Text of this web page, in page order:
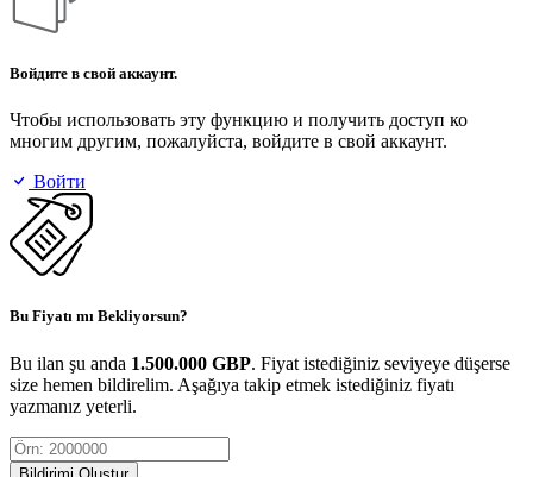
Войдите в свой аккаунт.
Чтобы использовать эту функцию и получить доступ ко
многим другим, пожалуйста, войдите в свой аккаунт.
Войти
Bu Fiyatı mı Bekliyorsun?
Bu ilan şu anda 1.500.000 GBP. Fiyat istediğiniz seviyeye düşerse
size hemen bildirelim. Aşağıya takip etmek istediğiniz fiyatı
yazmanız yeterli.